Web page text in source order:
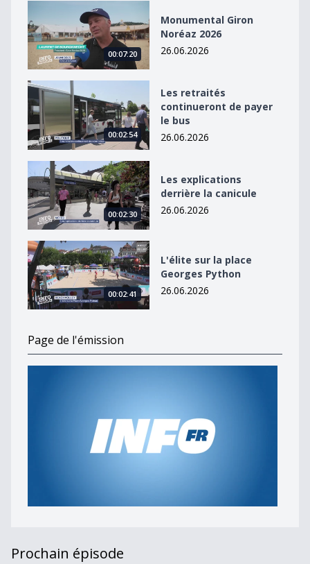
Monumental Giron Noréaz 2026
00:07:20
Monumental Giron
Noréaz 2026
26.06.2026
Les retraités continueront de payer le bus
00:02:54
Les retraités
continueront de payer
le bus
26.06.2026
Les explications derrière la canicule
00:02:30
Les explications
derrière la canicule
26.06.2026
L&#039;élite sur la place Georges Python
00:02:41
L'élite sur la place
Georges Python
26.06.2026
Page de l'émission
Prochain épisode